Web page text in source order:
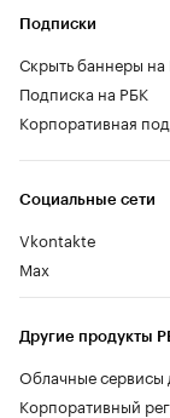
Социальные сети
Vkontakte
Max
Другие продукты
Облачные сервисы
Корпоративный
Подписки
Скрыть баннеры
Подписка на РБК
Корпоративная